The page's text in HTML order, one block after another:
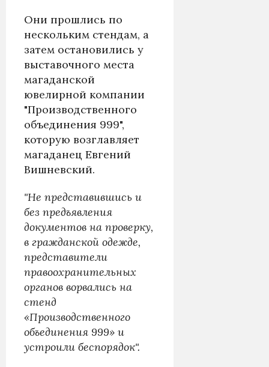
Они прошлись по
нескольким стендам, а
затем остановились у
выставочного места
магаданской
ювелирной компании
"Производственного
объединения 999",
которую возглавляет
магаданец Евгений
Вишневский.
"Не представившись и
без предъявления
документов на проверку,
в гражданской одежде,
представители
правоохранительных
органов ворвались на
стенд
«Производственного
объединения 999» и
устроили беспорядок".